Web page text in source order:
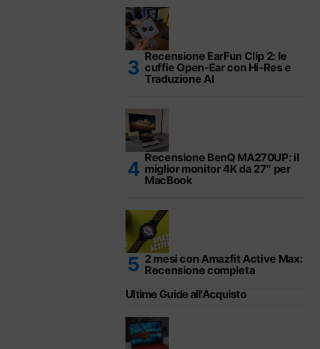
Recensione EarFun Clip 2: le
cuffie Open-Ear con Hi-Res e
Traduzione AI
Recensione BenQ MA270UP: il
miglior monitor 4K da 27″ per
MacBook
2 mesi con Amazfit Active Max:
Recensione completa
Ultime Guide all'Acquisto